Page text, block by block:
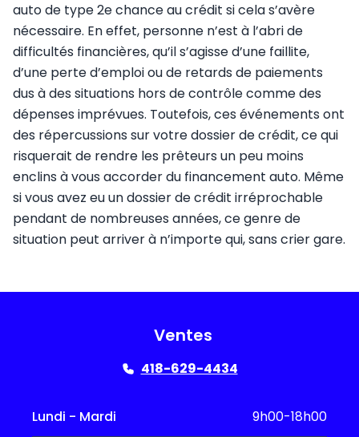
auto de type 2e chance au crédit si cela s’avère
nécessaire. En effet, personne n’est à l’abri de
difficultés financières, qu’il s’agisse d’une faillite,
d’une perte d’emploi ou de retards de paiements
dus à des situations hors de contrôle comme des
dépenses imprévues. Toutefois, ces événements ont
des répercussions sur votre dossier de crédit, ce qui
risquerait de rendre les prêteurs un peu moins
enclins à vous accorder du financement auto. Même
si vous avez eu un dossier de crédit irréprochable
pendant de nombreuses années, ce genre de
situation peut arriver à n’importe qui, sans crier gare.
Ventes
418-629-4434
Lundi - Mardi 9h00-18h00